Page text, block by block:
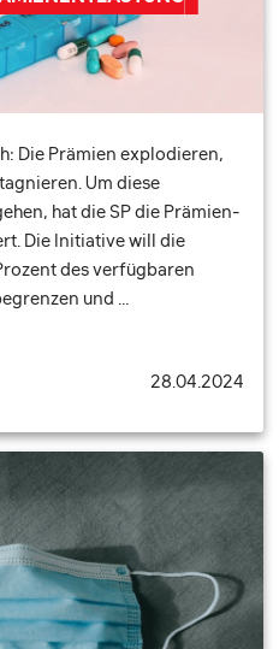
Die Prämien explodieren,
Um diese
hat die SP die Prämien-
Die Initiative will die
des verfügbaren
und …
28.04.2024